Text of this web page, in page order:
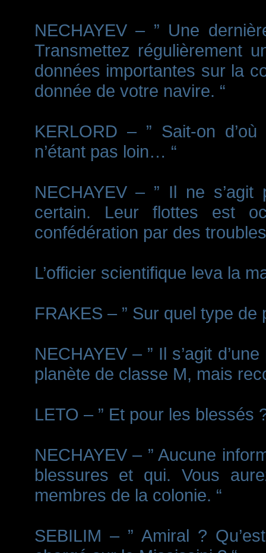
NECHAYEV – ” Une
Transmettez régulièrement
données importantes sur la
donnée de votre navire. “
KERLORD – ” Sait-on
n’étant pas loin… “
NECHAYEV – ” Il ne
certain. Leur flottes est
confédération par des
L’officier scientifique leva la
FRAKES – ” Sur quel type
NECHAYEV – ” Il s’agit
planète de classe M, mais
LETO – ” Et pour les blessés
NECHAYEV – ” Aucune
blessures et qui. Vous
membres de la colonie. “
SEBILIM – ” Amiral ?